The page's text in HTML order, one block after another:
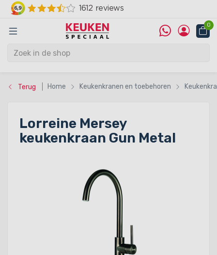
0
Terug Home Keukenkranen en toebehoren
Lorreine Mersey
keukenkraan Gun Metal